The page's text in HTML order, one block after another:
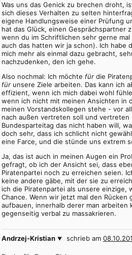
Was uns das Genick zu brechen droht,
sich dieses Verhalten zu selten
eigene Handlungsweise einer Prüfung
hat das Glück, einen Gesprächspartner
wenn du im Schriftlichen sehr gerne
auch das hatten wir ja schon). Ich habe
mich mehr als einmal dazu gebracht,
nachzudenken, den ich gehe.
Also nochmal: Ich möchtefür die
für unsere Ziele arbeiten. Das kann ich
effizient, wenn ich mich dabei wohl
wenn ich nicht mit meinen Ansichten in
meinen Vorstandskollegen stehe - vor
nach außen vertreten soll und vertreten
Bundesparteitag das nicht haben will,
doch sehr, dass ich schlicht nicht
eine Farce, und die stünde uns extrem
Ja, das ist auch in meinen Augen ein
gefragt, ob ich der Ansicht sei, dass
Piratenpartei noch zu erreichen seien.
keine andere gäbe, mit der sie zu
ich die Piratenpartei als unsere einzige,
Chance. Wenn wir jetzt mal den Rücken
aufbauen, innerhalb derer man arbeiten
gegenseitig verbal zu massakrieren.
Andrzej-Kristian schrieb am